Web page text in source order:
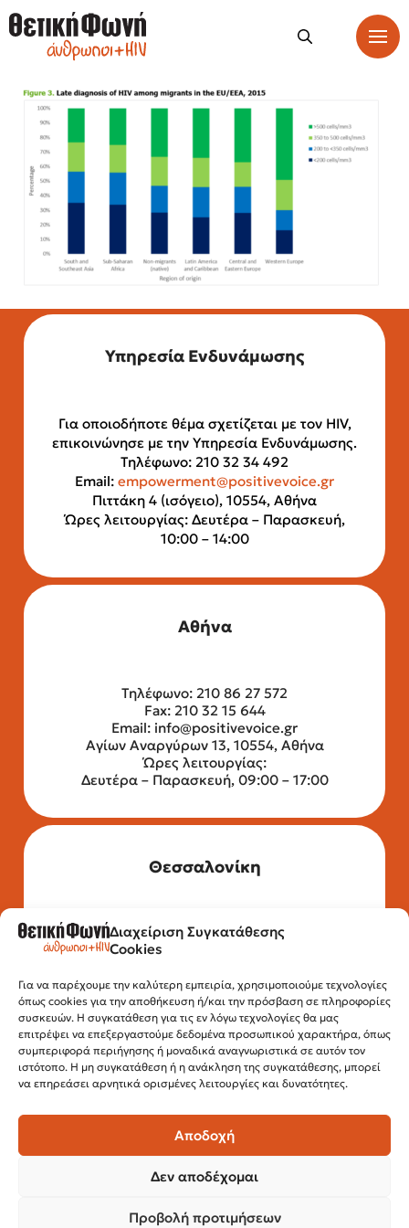
Διαχείριση Συγκατάθεσης
Cookies
Για να παρέχουμε την καλύτερη εμπειρία, χρησιμοποιούμε τεχνολογίες
όπως cookies για την αποθήκευση ή/και την πρόσβαση σε πληροφορίες
συσκευών. Η συγκατάθεση για τις εν λόγω τεχνολογίες θα μας
επιτρέψει να επεξεργαστούμε δεδομένα προσωπικού χαρακτήρα, όπως
συμπεριφορά περιήγησης ή μοναδικά αναγνωριστικά σε αυτόν τον
ιστότοπο. Η μη συγκατάθεση ή η ανάκληση της συγκατάθεσης, μπορεί
να επηρεάσει αρνητικά ορισμένες λειτουργίες και δυνατότητες.
Αποδοχή
Δεν αποδέχομαι
Προβολή προτιμήσεων
Υπηρεσία Ενδυνάμωσης
Για οποιοδήποτε θέμα σχετίζεται με τον HIV,
επικοινώνησε με την Υπηρεσία Ενδυνάμωσης.
Τηλέφωνο: 210 32 34 492
Email: empowerment@positivevoice.gr
Πιττάκη 4 (ισόγειο), 10554, Αθήνα
Ώρες λειτουργίας: Δευτέρα – Παρασκευή,
10:00 – 14:00
Αθήνα
Τηλέφωνο: 210 86 27 572
Fax: 210 32 15 644
Email: info@positivevoice.gr
Αγίων Αναργύρων 13, 10554, Αθήνα
Ώρες λειτουργίας:
Δευτέρα – Παρασκευή, 09:00 – 17:00
Θεσσαλονίκη
Τηλέφωνο: 2315 525 020
Fax: 210 32 15 644
Εγνατίας 112, 3ος όροφος, 54622,
Θεσσαλονίκη
Ώρες λειτουργίας:
Δευτέρα – Παρασκευή, 10:00 –14:00